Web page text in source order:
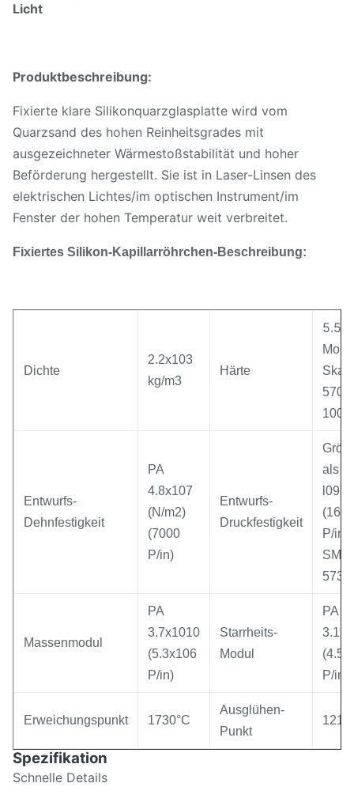
Licht
Produktbeschreibung:
Fixierte klare Silikonquarzglasplatte wird vom
Quarzsand des hohen Reinheitsgrades mit
ausgezeichneter Wärmestoßstabilität und hoher
Beförderung hergestellt. Sie ist in Laser-Linsen des
elektrischen Lichtes/im optischen Instrument/im
Fenster der hohen Temperatur weit verbreitet.
Fixiertes Silikon-Kapillarröhrchen-Beschreibung:
Dichte
2.2x103
kg/m3
Härte
5.5 -
Mohs
Skala
570
100
Entwurfs-
Dehnfestigkeit
PA
4.8x107
(N/m2)
(7000
P/in)
Entwurfs-
Druckfestigkeit
als
l09
P/in)
SMD
5730
Massenmodul
PA
3.7x1010
(5.3x106
P/in)
Starrheits-
Modul
PA
P/in)
Erweichungspunkt 1730°C
Ausglühen-
Punkt
Spezifikation
Schnelle Details